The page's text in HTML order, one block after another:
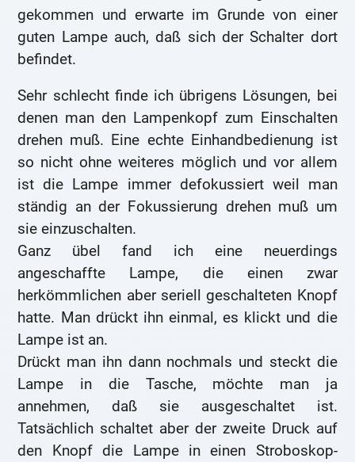
gekommen und erwarte im Grunde von einer
guten Lampe auch, daß sich der Schalter dort
befindet.
Sehr schlecht finde ich übrigens Lösungen, bei
denen man den Lampenkopf zum Einschalten
drehen muß. Eine echte Einhandbedienung ist
so nicht ohne weiteres möglich und vor allem
ist die Lampe immer defokussiert weil man
ständig an der Fokussierung drehen muß um
sie einzuschalten.
Ganz übel fand ich eine neuerdings
angeschaffte Lampe, die einen zwar
herkömmlichen aber seriell geschalteten Knopf
hatte. Man drückt ihn einmal, es klickt und die
Lampe ist an.
Drückt man ihn dann nochmals und steckt die
Lampe in die Tasche, möchte man ja
annehmen, daß sie ausgeschaltet ist.
Tatsächlich schaltet aber der zweite Druck auf
den Knopf die Lampe in einen Stroboskop-